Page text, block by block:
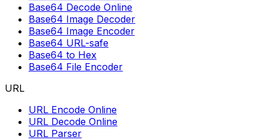
Base64 Decode Online
Base64 Image Decoder
Base64 Image Encoder
Base64 URL-safe
Base64 to Hex
Base64 File Encoder
URL
URL Encode Online
URL Decode Online
URL Parser